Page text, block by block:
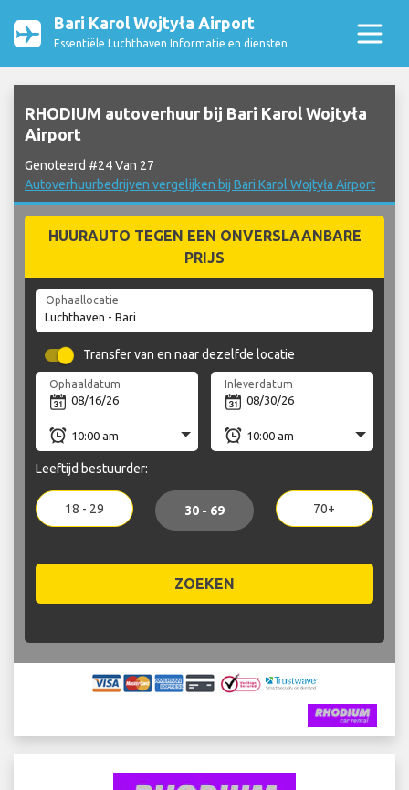
Bari Karol Wojtyła Airport
Essentiële Luchthaven Informatie en diensten
RHODIUM autoverhuur bij Bari Karol Wojtyła
Airport
Genoteerd #24 Van 27
Autoverhuurbedrijven vergelijken bij Bari Karol Wojtyła Airport
HUURAUTO TEGEN EEN ONVERSLAANBARE
PRIJS
Ophaallocatie
Transfer van en naar dezelfde locatie
Ophaaldatum Inleverdatum
Leeftijd bestuurder:
18 - 29 30 - 69 70+
ZOEKEN